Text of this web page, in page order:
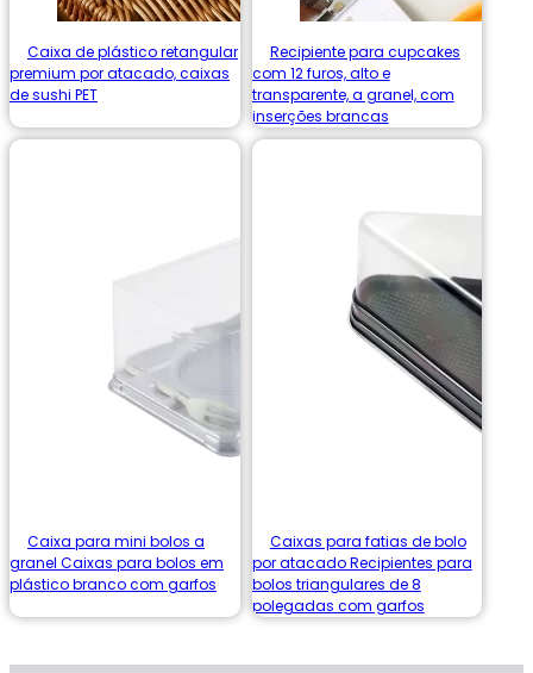
Caixa de plástico retangular
premium por atacado, caixas
de sushi PET
Recipiente para cupcakes
com 12 furos, alto e
transparente, a granel, com
inserções brancas
Caixa para mini bolos a
granel Caixas para bolos em
plástico branco com garfos
Caixas para fatias de bolo
por atacado Recipientes para
bolos triangulares de 8
polegadas com garfos